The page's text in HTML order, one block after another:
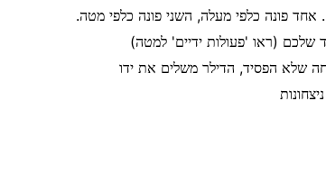
אחד פונה כלפי מעלה, השני פונה כלפי מטה.
שלכם (ראו 'פעולות ידיים' למטה)
שלא הפסיד, הדילר משלים את ידו